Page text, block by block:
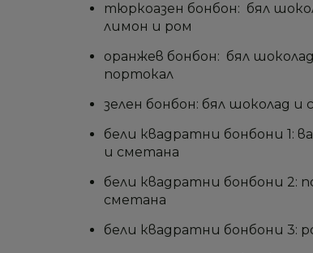
тюркоазен бонбон: бял
лимон и ром
оранжев бонбон: бял
портокал
зелен бонбон: бял шоколад и
бели квадратни бонбони 1:
и сметана
бели квадратни бонбони 2:
сметана
бели квадратни бонбони 3: